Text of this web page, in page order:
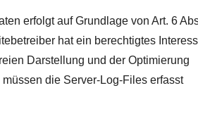
erfolgt auf Grundlage von Art. 6
hat ein berechtigtes
Darstellung und der Optimierung
die Server-Log-Files erfasst